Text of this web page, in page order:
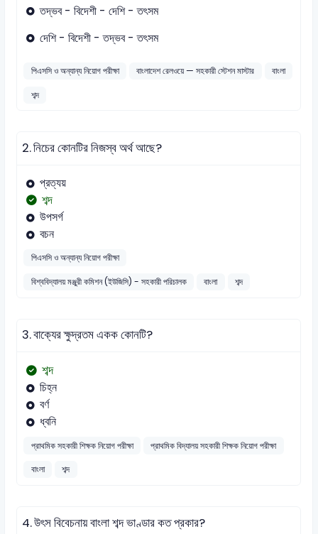
তদ্ভব - বিদেশী - দেশি - তৎসম
দেশি - বিদেশী - তদ্ভব - তৎসম
পিএসসি ও অন্যান্য নিয়োগ পরীক্ষা বাংলাদেশ রেলওয়ে — সহকারী স্টেশন মাস্টার
বাংলা
শব্দ
2.নিচের কোনটির নিজস্ব অর্থ আছে?
প্রত্যয়
শব্দ
উপসর্গ
বচন
পিএসসি ও অন্যান্য নিয়োগ পরীক্ষা
বিশ্ববিদ্যালয় মঞ্জুরী কমিশন (ইউজিসি) - সহকারী পরিচালক
বাংলা শব্দ
3.বাক্যের ক্ষুদ্রতম একক কোনটি?
শব্দ
চিহ্ন
বর্ণ
ধ্বনি
প্রাথমিক সহকারী শিক্ষক নিয়োগ পরীক্ষা
প্রাথমিক বিদ্যালয় সহকারী শিক্ষক নিয়োগ পরীক্ষা
বাংলা
শব্দ
4.উৎস বিবেচনায় বাংলা শব্দ ভাণ্ডার কত প্রকার?